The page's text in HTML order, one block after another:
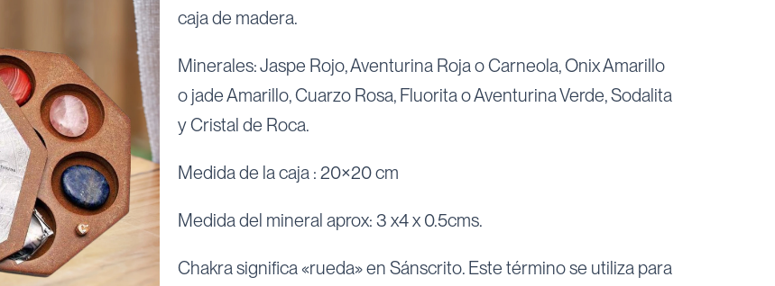
caja de madera.
Minerales: Jaspe Rojo, Aventurina Roja o Carneola, Onix Amarillo
o jade Amarillo, Cuarzo Rosa, Fluorita o Aventurina Verde, Sodalita
y Cristal de Roca.
Medida de la caja : 20×20 cm
Medida del mineral aprox: 3 x4 x 0.5cms.
Chakra significa «rueda» en Sánscrito. Este término se utiliza para